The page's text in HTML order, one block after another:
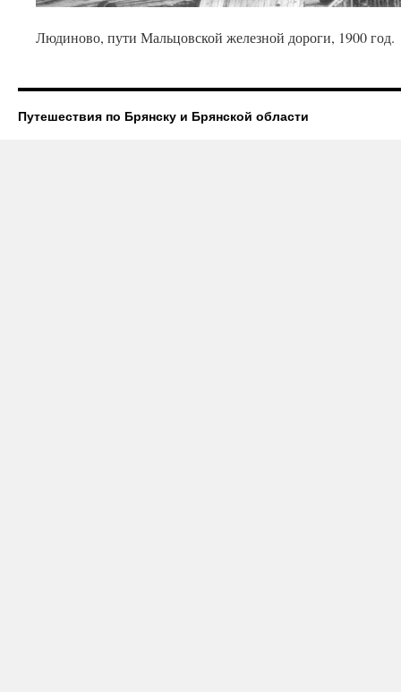
Людиново, пути Мальцовской железной дороги, 1900 год.
Путешествия по Брянску и Брянской области